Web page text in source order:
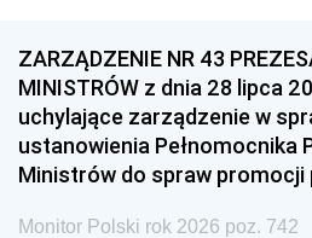
ZARZĄDZENIE NR 43
MINISTRÓW z dnia 28 lipca
uchylające zarządzenie w
ustanowienia Pełnomocnika
Ministrów do spraw promocji
Monitor Polski rok 2026 poz. 742